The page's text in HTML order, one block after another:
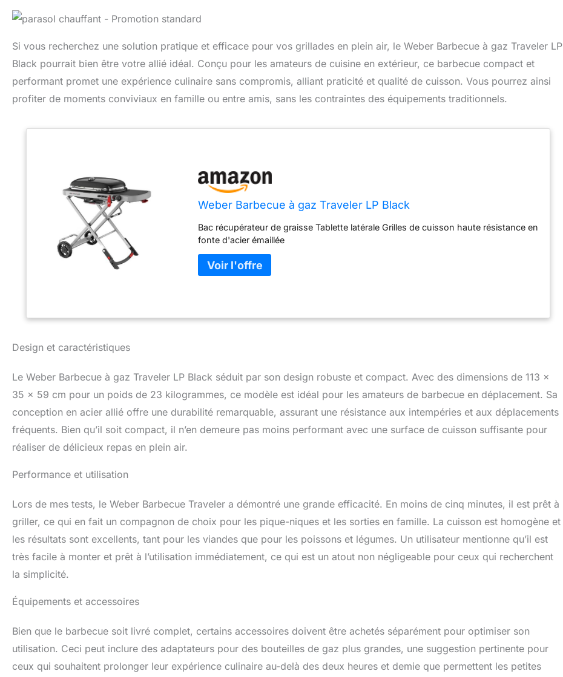
Si vous recherchez une solution pratique et efficace pour vos grillades en plein air, le Weber Barbecue à gaz Traveler LP
Black pourrait bien être votre allié idéal. Conçu pour les amateurs de cuisine en extérieur, ce barbecue compact et
performant promet une expérience culinaire sans compromis, alliant praticité et qualité de cuisson. Vous pourrez ainsi
profiter de moments conviviaux en famille ou entre amis, sans les contraintes des équipements traditionnels.
Weber Barbecue à gaz Traveler LP Black
Bac récupérateur de graisse Tablette latérale Grilles de cuisson haute résistance en
fonte d'acier émaillée
Design et caractéristiques
Le Weber Barbecue à gaz Traveler LP Black séduit par son design robuste et compact. Avec des dimensions de 113 x
35 x 59 cm pour un poids de 23 kilogrammes, ce modèle est idéal pour les amateurs de barbecue en déplacement. Sa
conception en acier allié offre une durabilité remarquable, assurant une résistance aux intempéries et aux déplacements
fréquents. Bien qu’il soit compact, il n’en demeure pas moins performant avec une surface de cuisson suffisante pour
réaliser de délicieux repas en plein air.
Performance et utilisation
Lors de mes tests, le Weber Barbecue Traveler a démontré une grande efficacité. En moins de cinq minutes, il est prêt à
griller, ce qui en fait un compagnon de choix pour les pique-niques et les sorties en famille. La cuisson est homogène et
les résultats sont excellents, tant pour les viandes que pour les poissons et légumes. Un utilisateur mentionne qu’il est
très facile à monter et prêt à l’utilisation immédiatement, ce qui est un atout non négligeable pour ceux qui recherchent
la simplicité.
Équipements et accessoires
Bien que le barbecue soit livré complet, certains accessoires doivent être achetés séparément pour optimiser son
utilisation. Ceci peut inclure des adaptateurs pour des bouteilles de gaz plus grandes, une suggestion pertinente pour
ceux qui souhaitent prolonger leur expérience culinaire au-delà des deux heures et demie que permettent les petites